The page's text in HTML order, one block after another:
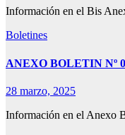
Información en el Bis
Boletines
ANEXO BOLETIN Nº
28 marzo, 2025
Información en el Anexo